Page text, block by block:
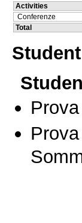
Activities
Conferenze
Total